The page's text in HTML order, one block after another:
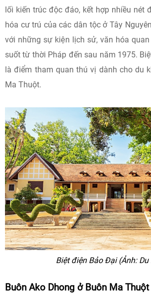
lối kiến trúc độc đáo, kết hợp nhiều nét
hóa cư trú của các dân tộc ở Tây
với những sự kiện lịch sử, văn hóa
suốt từ thời Pháp đến sau năm 1975.
là điểm tham quan thú vị dành cho du
Ma Thuột.
Biệt điện Bảo Đại (Ảnh: Du
Buôn Ako Dhong ở Buôn Ma Thuột